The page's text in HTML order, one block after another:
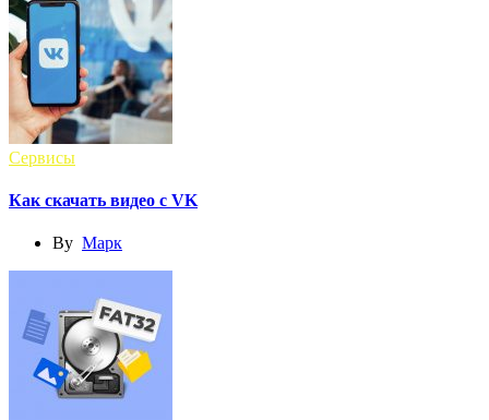
Сервисы
Как скачать видео с VK
By Марк